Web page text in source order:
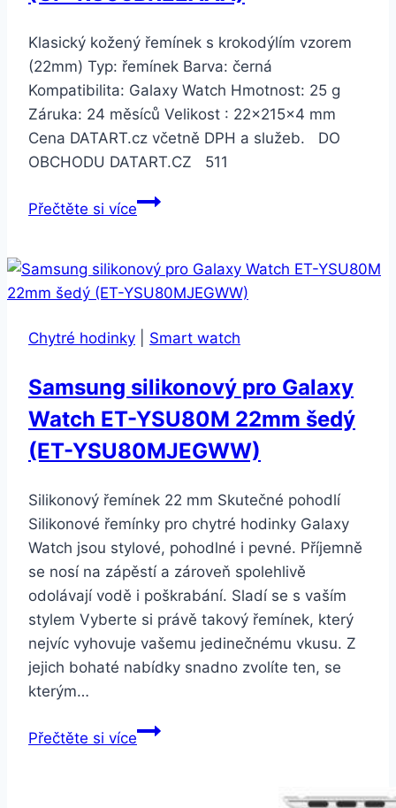
–
sportovní
řemínek
SK
verze
(MU6D2VR/A)
Klasický kožený řemínek s krokodýlím vzorem
(22mm) Typ: řemínek Barva: černá
Kompatibilita: Galaxy Watch Hmotnost: 25 g
Záruka: 24 měsíců Velikost : 22x215x4 mm
Cena DATART.cz včetně DPH a služeb. DO
OBCHODU DATART.CZ 511
Přečtěte si víceSamsung
Galaxy
Watch
R805BR
černý
(GP-
R805BREEAAA)
Chytré hodinky Smart watch
Samsung silikonový pro Galaxy
Watch ET-YSU80M 22mm šedý
(ET-YSU80MJEGWW)
Silikonový řemínek 22 mm Skutečné pohodlí
Silikonové řemínky pro chytré hodinky Galaxy
Watch jsou stylové, pohodlné i pevné. Příjemně
se nosí na zápěstí a zároveň spolehlivě
odolávají vodě i poškrabání. Sladí se s vaším
stylem Vyberte si právě takový řemínek, který
nejvíc vyhovuje vašemu jedinečnému vkusu. Z
jejich bohaté nabídky snadno zvolíte ten, se
kterým…
Přečtěte si víceSamsung